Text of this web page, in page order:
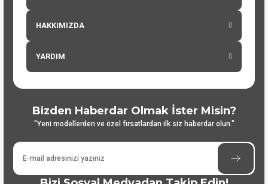
HAKKIMIZDA
YARDIM
Bizden Haberdar Olmak İster Misin?
"Yeni modellerden ve özel fırsatlardan ilk siz haberdar olun."